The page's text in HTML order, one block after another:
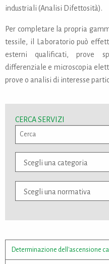
industriali (Analisi Difettosità).
Per completare la propria
tessile, il Laboratorio può
esterni qualificati, prove
differenziale e microscopia
prove o analisi di interesse
CERCA SERVIZI
Scegli una categoria
Scegli una normativa
Determinazione dell'ascensione